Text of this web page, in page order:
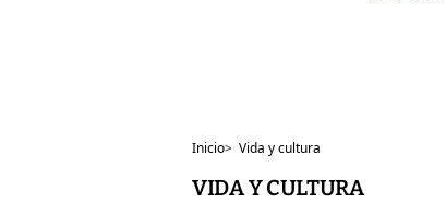
Inicio> Vida y cultura
VIDA Y CULTURA